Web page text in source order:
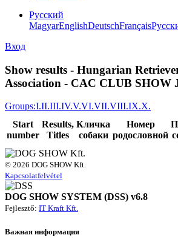
Pусский
MagyarEnglishDeutschFrançais
Вход
Show results - Hungarian
Association - CAC CLUB SHOW
Groups:I.II.III.IV.V.VI.VII.VIII.IX.X.
Start
number
Results,
Titles
Кличка
собаки
Номер
родословной
© 2026 DOG SHOW Kft.
Kapcsolatfelvétel
DOG SHOW SYSTEM (DSS) v6.8
Fejlesztő: IT Kraft Kft.
Важная информация